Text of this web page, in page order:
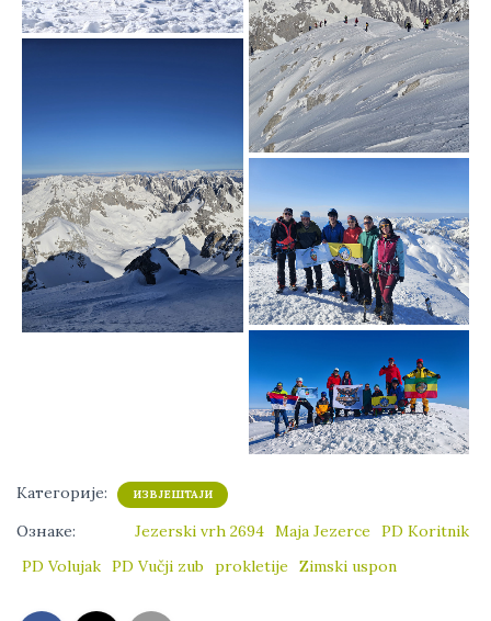
Категорије: ИЗВЈЕШТАЈИ
Ознаке: Jezerski vrh 2694 Maja Jezerce PD Koritnik
PD Volujak PD Vučji zub prokletije Zimski uspon